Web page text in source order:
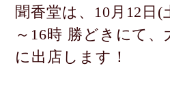
聞香堂は、10月12日(
～16時 勝どきにて、
に出店します！